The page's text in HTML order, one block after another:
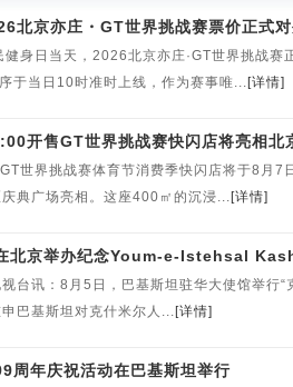
北京亦庄・GT世界挑战赛票价正式
健身日当天，2026北京亦庄·GT世界挑战
于当日10时准时上线，作为赛事唯... [详情]
开售GT世界挑战赛快闪店将亮相北
世界挑战赛体育节消费季快闪店将于8月7
典广场亮相。这座400㎡的沉浸... [详情]
北京举办纪念Youm-e-Istehsal
视台讯：8月5日，巴基斯坦驻华大使馆举
巴基斯坦对克什米尔人... [详情]
周年庆祝活动在巴基斯坦举行